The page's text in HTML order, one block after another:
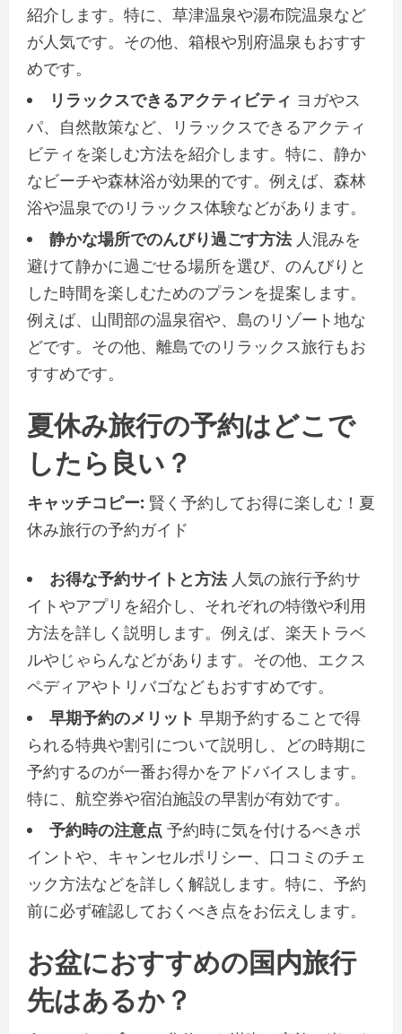
紹介します。特に、草津温泉や湯布院温泉など
が人気です。その他、箱根や別府温泉もおすす
めです。
リラックスできるアクティビティ ヨガやス
パ、自然散策など、リラックスできるアクティ
ビティを楽しむ方法を紹介します。特に、静か
なビーチや森林浴が効果的です。例えば、森林
浴や温泉でのリラックス体験などがあります。
静かな場所でのんびり過ごす方法人混みを
避けて静かに過ごせる場所を選び、のんびりと
した時間を楽しむためのプランを提案します。
例えば、山間部の温泉宿や、島のリゾート地な
どです。その他、離島でのリラックス旅行もお
すすめです。
夏休み旅行の予約はどこで
したら良い？
キャッチコピー: 賢く予約してお得に楽しむ！夏
休み旅行の予約ガイド
お得な予約サイトと方法人気の旅行予約サ
イトやアプリを紹介し、それぞれの特徴や利用
方法を詳しく説明します。例えば、楽天トラベ
ルやじゃらんなどがあります。その他、エクス
ペディアやトリバゴなどもおすすめです。
早期予約のメリット 早期予約することで得
られる特典や割引について説明し、どの時期に
予約するのが一番お得かをアドバイスします。
特に、航空券や宿泊施設の早割が有効です。
予約時の注意点 予約時に気を付けるべきポ
イントや、キャンセルポリシー、口コミのチェ
ック方法などを詳しく解説します。特に、予約
前に必ず確認しておくべき点をお伝えします。
お盆におすすめの国内旅行
先はあるか？